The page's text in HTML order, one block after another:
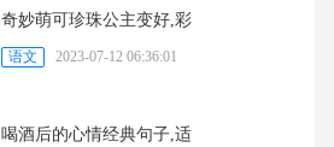
奇妙萌可珍珠公主变好,彩
语文 2023-07-12 06:36:01
喝酒后的心情经典句子,适